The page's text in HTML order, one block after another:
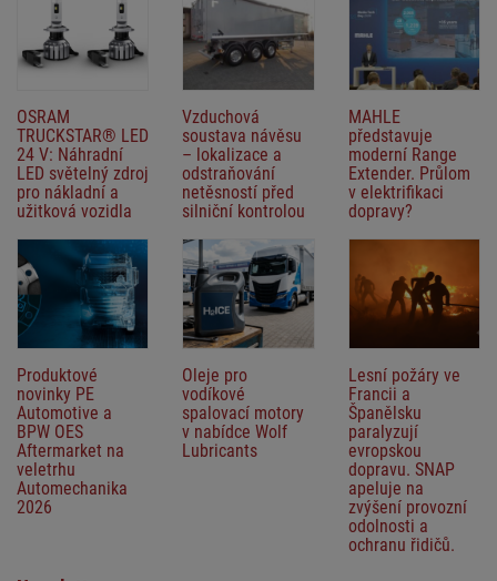
OSRAM
TRUCKSTAR® LED
24 V: Náhradní
LED světelný zdroj
pro nákladní a
užitková vozidla
Vzduchová
soustava návěsu
– lokalizace a
odstraňování
netěsností před
silniční kontrolou
MAHLE
představuje
moderní Range
Extender. Průlom
v elektrifikaci
dopravy?
Produktové
novinky PE
Automotive a
BPW OES
Aftermarket na
veletrhu
Automechanika
2026
Oleje pro
vodíkové
spalovací motory
v nabídce Wolf
Lubricants
Lesní požáry ve
Francii a
Španělsku
paralyzují
evropskou
dopravu. SNAP
apeluje na
zvýšení provozní
odolnosti a
ochranu řidičů.